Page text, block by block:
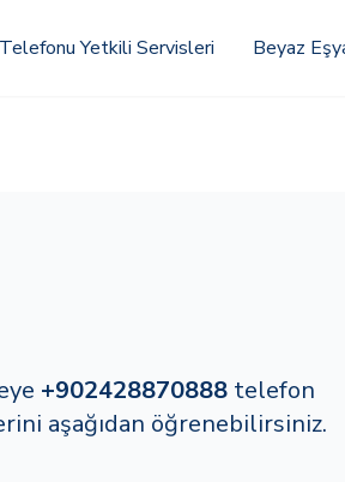
Yetkili Servisleri Beyaz
+902428870888 telefon
aşağıdan öğrenebilirsiniz.